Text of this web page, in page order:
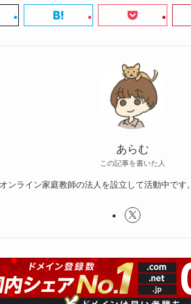
あらむ
この記事を書いた人
ンライン家庭教師の法人を設立して活動中です。